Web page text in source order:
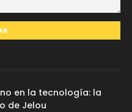
en la tecnología: la
de Jelou